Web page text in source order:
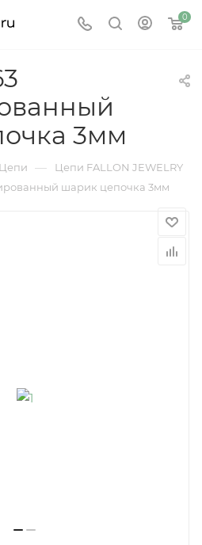
0
3мм
Цепи — Цепи FALLON JEWELRY
шарик цепочка 3мм